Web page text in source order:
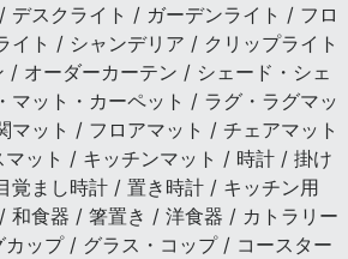
デスクライト / ガーデンライト / フロ
イト / シャンデリア / クリップライト
/ オーダーカーテン / シェード・シェ
マット・カーペット / ラグ・ラグマッ
マット / フロアマット / チェアマット
ット / キッチンマット / 時計 / 掛け
覚まし時計 / 置き時計 / キッチン用
和食器 / 箸置き / 洋食器 / カトラリー
ップ / グラス・コップ / コースター